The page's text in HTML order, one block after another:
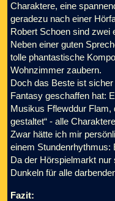
Charaktere, eine
geradezu nach einer
Robert Schoen sind zwei
Neben einer guten
tolle phantastische
Wohnzimmer zaubern.
Doch das Beste ist
Fantasy geschaffen hat:
Musikus Fflewddur Flam,
gestaltet“ - alle
Zwar hätte ich mir
einem Stundenrhythmus:
Da der Hörspielmarkt nur
Dunkeln für alle
Fazit: